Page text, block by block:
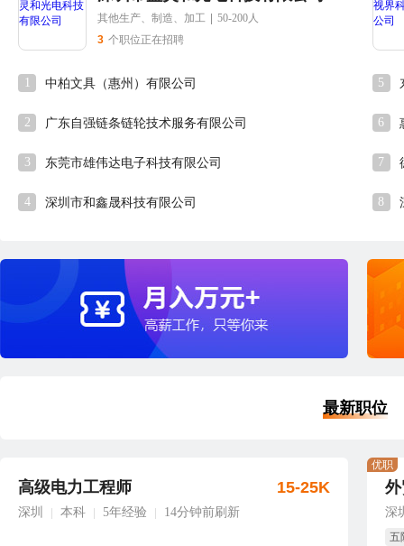
其他生产、制造、加工
50-200人
3 个职位正在招聘
1 中柏文具（惠州）有限公司
2 广东自强链条链轮技术服务有限公司
3 东莞市雄伟达电子科技有限公司
4 深圳市和鑫晟科技有限公司
5
6
7
8
最新职位
高级电力工程师
深圳 本科 5年经验 14分钟前刷新
15-25K
深
五
优职